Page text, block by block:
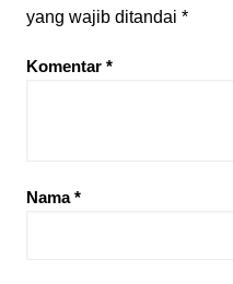
yang wajib ditandai *
Komentar *
Nama*